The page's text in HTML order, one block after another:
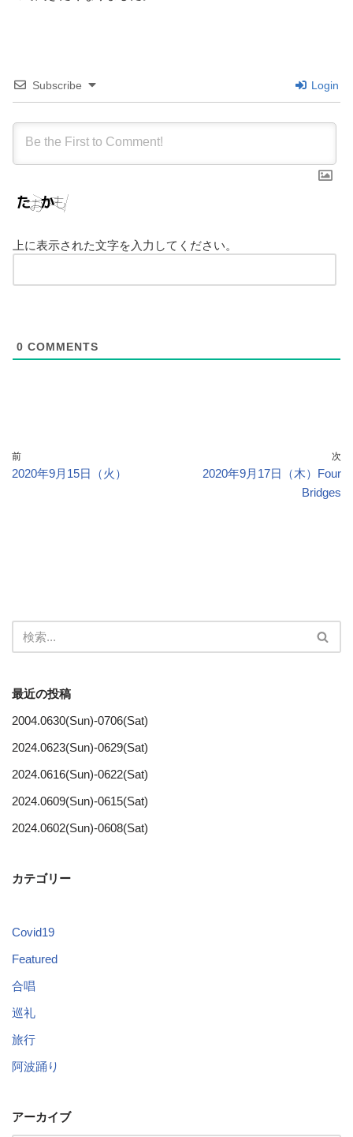
Subscribe Login
上に表示された文字を入力してください。
0 COMMENTS
前
2020年9月15日（火）
次
2020年9月17日（木）Four
Bridges
最近の投稿
2004.0630(Sun)-0706(Sat)
2024.0623(Sun)-0629(Sat)
2024.0616(Sun)-0622(Sat)
2024.0609(Sun)-0615(Sat)
2024.0602(Sun)-0608(Sat)
カテゴリー
Covid19
Featured
合唱
巡礼
旅行
阿波踊り
アーカイブ